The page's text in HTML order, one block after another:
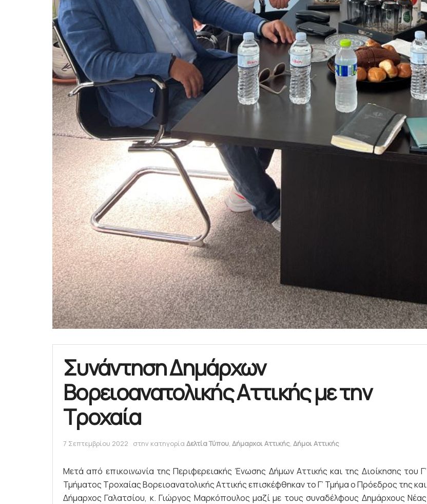
Συνάντηση Δημάρχων
Βορειοανατολικής Αττικής με την
Τροχαία
7 Σεπτεμβρίου 2022 στην κατηγορία Δελτία Τύπου Δήμαρχοι Αττικής Δήμοι Αττικής
Μετά από επικοινωνία της Περιφερειακής Ένωσης Δήμων Αττικής και της Διοίκησης του Γ’
Τμήματος Τροχαίας Βορειοανατολικής Αττικής επισκέφθηκαν το Γ’ Τμήμα ο Πρόεδρος της και
Δήμαρχος Γαλατσίου, κ. Γιώργος Μαρκόπουλος μαζί με τους συναδέλφους Δημάρχους Νέας